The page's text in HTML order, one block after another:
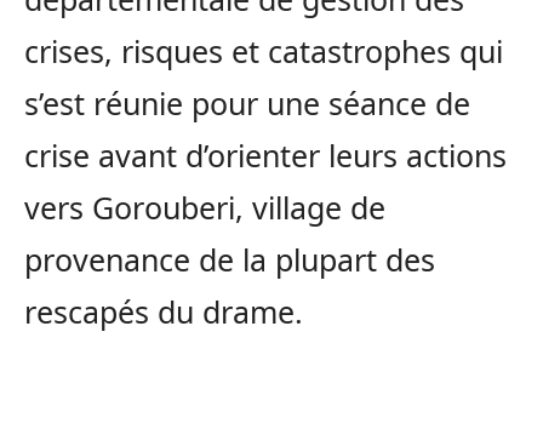
crises, risques et catastrophes qui
s’est réunie pour une séance de
crise avant d’orienter leurs actions
vers Gorouberi, village de
provenance de la plupart des
rescapés du drame.